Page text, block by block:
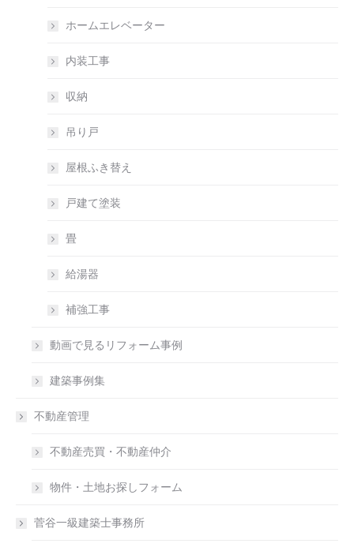
ホームエレベーター
内装工事
収納
吊り戸
屋根ふき替え
戸建て塗装
畳
給湯器
補強工事
動画で見るリフォーム事例
建築事例集
不動産管理
不動産売買・不動産仲介
物件・土地お探しフォーム
菅谷一級建築士事務所